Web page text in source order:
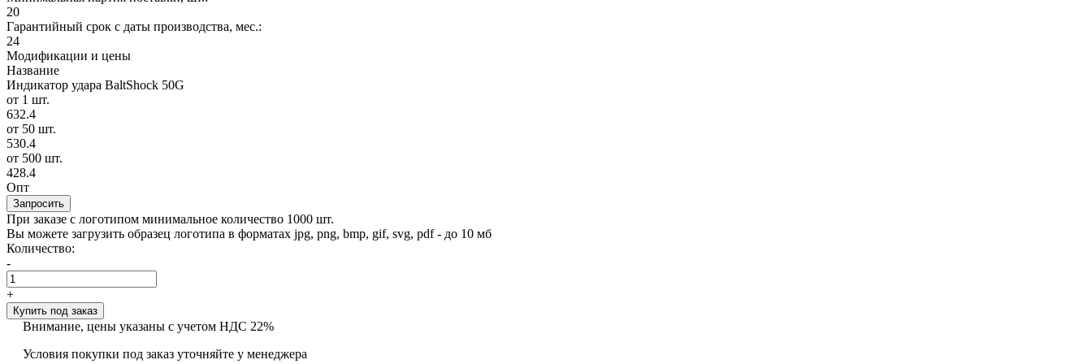
20
Гарантийный срок с даты производства, мес.:
24
Модификации и цены
Название
Индикатор удара BaltShock 50G
от 1 шт.
632.4
от 50 шт.
530.4
от 500 шт.
428.4
Опт
Запросить
При заказе с логотипом минимальное количество 1000 шт.
Вы можете загрузить образец логотипа в форматах jpg, png, bmp, gif, svg, pdf - до 10 мб
Количество:
-
+
Купить под заказ
Внимание, цены указаны с учетом НДС 22%
Условия покупки под заказ уточняйте у менеджера